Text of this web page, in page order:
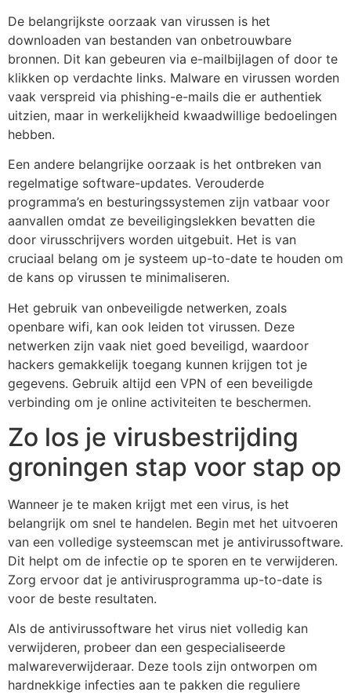
De belangrijkste oorzaak van virussen is het
downloaden van bestanden van onbetrouwbare
bronnen. Dit kan gebeuren via e-mailbijlagen of door te
klikken op verdachte links. Malware en virussen worden
vaak verspreid via phishing-e-mails die er authentiek
uitzien, maar in werkelijkheid kwaadwillige bedoelingen
hebben.
Een andere belangrijke oorzaak is het ontbreken van
regelmatige software-updates. Verouderde
programma’s en besturingssystemen zijn vatbaar voor
aanvallen omdat ze beveiligingslekken bevatten die
door virusschrijvers worden uitgebuit. Het is van
cruciaal belang om je systeem up-to-date te houden om
de kans op virussen te minimaliseren.
Het gebruik van onbeveiligde netwerken, zoals
openbare wifi, kan ook leiden tot virussen. Deze
netwerken zijn vaak niet goed beveiligd, waardoor
hackers gemakkelijk toegang kunnen krijgen tot je
gegevens. Gebruik altijd een VPN of een beveiligde
verbinding om je online activiteiten te beschermen.
Zo los je virusbestrijding
groningen stap voor stap op
Wanneer je te maken krijgt met een virus, is het
belangrijk om snel te handelen. Begin met het uitvoeren
van een volledige systeemscan met je antivirussoftware.
Dit helpt om de infectie op te sporen en te verwijderen.
Zorg ervoor dat je antivirusprogramma up-to-date is
voor de beste resultaten.
Als de antivirussoftware het virus niet volledig kan
verwijderen, probeer dan een gespecialiseerde
malwareverwijderaar. Deze tools zijn ontworpen om
hardnekkige infecties aan te pakken die reguliere